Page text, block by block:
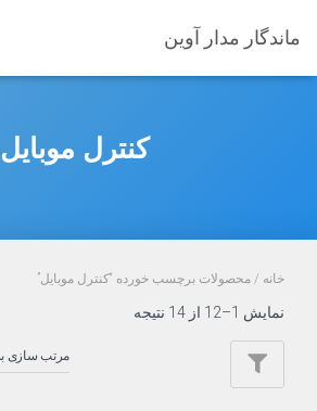
ماندگار مدار آوین
کنترل موبایل
خانه / محصولات برچسب خورده “کنترل موبایل”
نمایش 1–12 از 14 نتیجه